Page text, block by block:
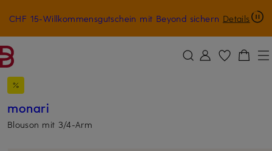
ZUM HAUPTINHALT ÜBERSPRINGEN ZUM SUCHFELD ÜBERSPRINGEN
CHF 15-Willkommensgutschein mit Beyond sichern Details
monari
Blouson mit 3/4-Arm